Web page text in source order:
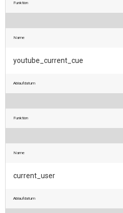
Funktion
Name
youtube_current_cue
Ablaufdatum
Funktion
Name
current_user
Ablaufdatum